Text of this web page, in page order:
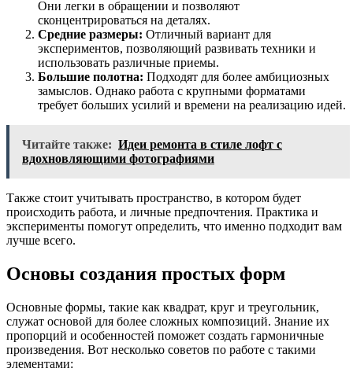
Они легки в обращении и позволяют
сконцентрироваться на деталях.
Средние размеры: Отличный вариант для
экспериментов, позволяющий развивать техники и
использовать различные приемы.
Большие полотна: Подходят для более амбициозных
замыслов. Однако работа с крупными форматами
требует больших усилий и времени на реализацию идей.
Читайте также: Идеи ремонта в стиле лофт с
вдохновляющими фотографиями
Также стоит учитывать пространство, в котором будет
происходить работа, и личные предпочтения. Практика и
эксперименты помогут определить, что именно подходит вам
лучше всего.
Основы создания простых форм
Основные формы, такие как квадрат, круг и треугольник,
служат основой для более сложных композиций. Знание их
пропорций и особенностей поможет создать гармоничные
произведения. Вот несколько советов по работе с такими
элементами: